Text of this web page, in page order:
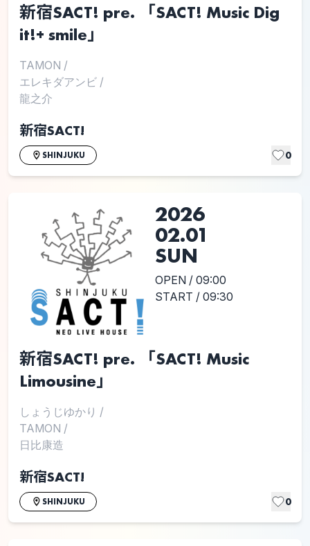
新宿SACT! pre. 「SACT! Music Dig
it!+ smile」
TAMON /
エレキダアンビ /
龍之介
新宿SACT!
SHINJUKU 0
2026
02.01
SUN
OPEN / 09:00
START / 09:30
新宿SACT! pre. 「SACT! Music
Limousine」
しょうじゆかり /
TAMON /
日比康造
新宿SACT!
SHINJUKU 0